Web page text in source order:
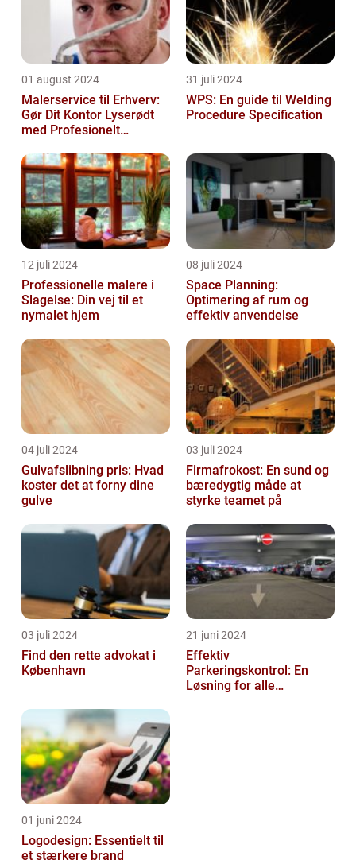
01 august 2024
Malerservice til Erhverv:
Gør Dit Kontor Lyserødt
med Profesionelt
31 juli 2024
WPS: En guide til Welding
Procedure Specification
12 juli 2024
Professionelle malere i
Slagelse: Din vej til et
nymalet hjem
08 juli 2024
Space Planning:
Optimering af rum og
effektiv anvendelse
04 juli 2024
Gulvafslibning pris: Hvad
koster det at forny dine
gulve
03 juli 2024
Firmafrokost: En sund og
bæredygtig måde at
styrke teamet på
03 juli 2024
Find den rette advokat i
København
21 juni 2024
Effektiv
Parkeringskontrol: En
Løsning for alle
01 juni 2024
Logodesign: Essentielt til
et stærkere brand